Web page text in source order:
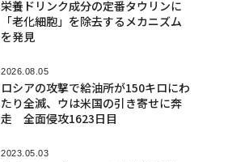
栄養ドリンク成分の定番タウリンに
「老化細胞」を除去するメカニズム
を発見
2026.08.05
ロシアの攻撃で給油所が150キロにわ
たり全滅、ウは米国の引き寄せに奔
走 全面侵攻1623日目
2023.05.03